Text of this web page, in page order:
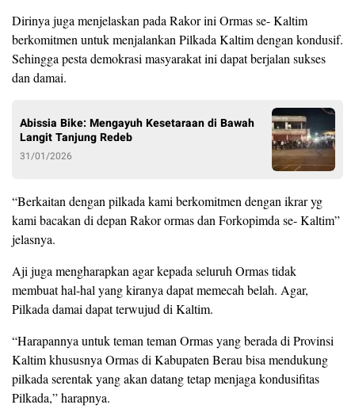
Dirinya juga menjelaskan pada Rakor ini Ormas se- Kaltim
berkomitmen untuk menjalankan Pilkada Kaltim dengan kondusif.
Sehingga pesta demokrasi masyarakat ini dapat berjalan sukses
dan damai.
Abissia Bike: Mengayuh Kesetaraan di Bawah
Langit Tanjung Redeb
31/01/2026
“Berkaitan dengan pilkada kami berkomitmen dengan ikrar yg
kami bacakan di depan Rakor ormas dan Forkopimda se- Kaltim”
jelasnya.
Aji juga mengharapkan agar kepada seluruh Ormas tidak
membuat hal-hal yang kiranya dapat memecah belah. Agar,
Pilkada damai dapat terwujud di Kaltim.
“Harapannya untuk teman teman Ormas yang berada di Provinsi
Kaltim khususnya Ormas di Kabupaten Berau bisa mendukung
pilkada serentak yang akan datang tetap menjaga kondusifitas
Pilkada,” harapnya.